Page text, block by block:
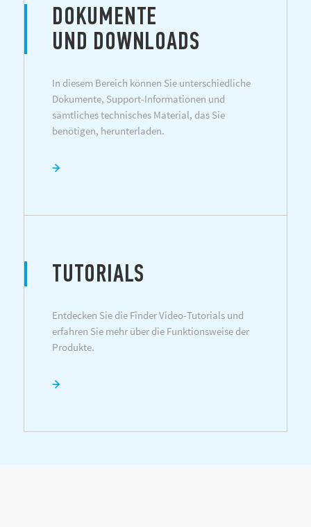
DOKUMENTE
UND DOWNLOADS
In diesem Bereich können Sie unterschiedliche
Dokumente, Support-Informationen und
sämtliches technisches Material, das Sie
benötigen, herunterladen.
TUTORIALS
Entdecken Sie die Finder Video-Tutorials und
erfahren Sie mehr über die Funktionsweise der
Produkte.